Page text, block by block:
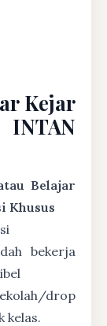
Kejar
Belajar
Khusus
bekerja
drop
kelas.